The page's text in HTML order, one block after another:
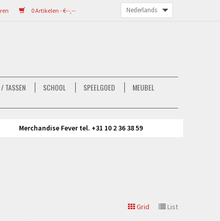
0 Artikelen - €--,--
TASSEN SCHOOL SPEELGOED
MEUBEL
Merchandise Fever tel. +31 10 2 36 38 59
Grid List